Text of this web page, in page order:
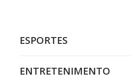
ESPORTES
ENTRETENIMENTO